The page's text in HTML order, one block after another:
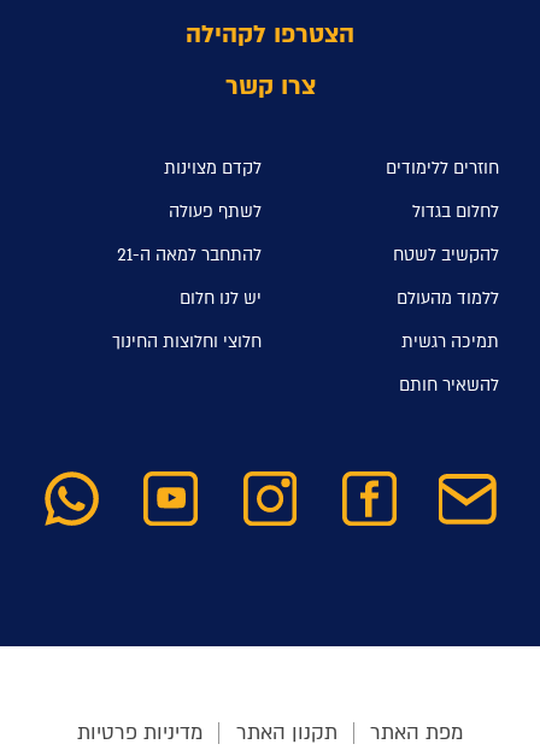
הצטרפו לקהילה
צרו קשר
חוזרים ללימודים
לקדם מצוינות
לחלום בגדול
לשתף פעולה
להקשיב לשטח
להתחבר למאה ה-21
ללמוד מהעולם
יש לנו חלום
תמיכה רגשית
חלוצי וחלוצות החינוך
להשאיר חותם
מפת האתר תקנון האתר מדיניות פרטיות